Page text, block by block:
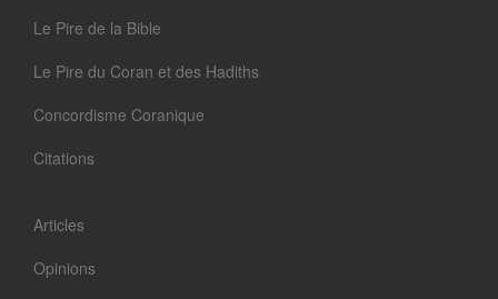
Le Pire de la Bible
Le Pire du Coran et des Hadiths
Concordisme Coranique
Citations
Articles
Opinions